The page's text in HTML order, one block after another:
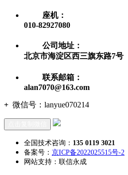
座机：
010-82927080
公司地址：
北京市海淀区西三旗东路7号
联系邮箱：
alan7070@163.com
+ 微信号： lanyue070214
全国技术咨询： 135 0119 3021
备案号： 京ICP备2022025515号-2
网站支持：联信永成